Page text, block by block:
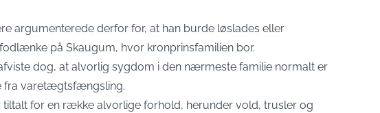
argumenterede derfor for, at han burde løslades eller
på Skaugum, hvor kronprinsfamilien bor.
dog, at alvorlig sygdom i den nærmeste familie normalt er
fra varetægtsfængsling.
tiltalt for en række alvorlige forhold, herunder vold, trusler og